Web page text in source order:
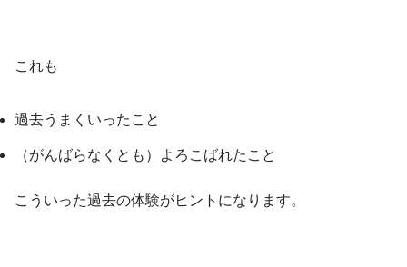
これも
過去うまくいったこと
（がんばらなくとも）よろこばれたこと
こういった過去の体験がヒントになります。